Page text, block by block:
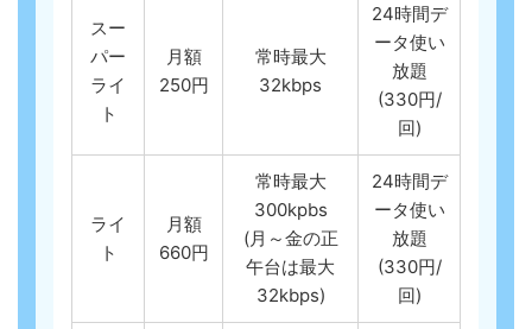
スー
パー
ライ
ト
月額
250円
常時最大
32kbps
24時間デ
ータ使い
放題
(330円/
回)
ライ
ト
月額
660円
常時最大
300kpbs
(月～金の正
午台は最大
32kbps)
24時間デ
ータ使い
放題
(330円/
回)